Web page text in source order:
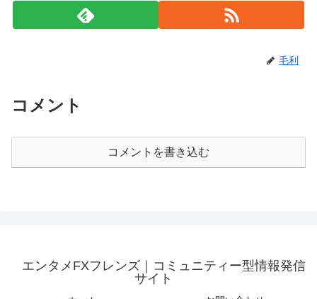
毛利
コメント
コメントを書き込む
エンタメFXフレンズ｜コミュニティー型情報発信
サイト